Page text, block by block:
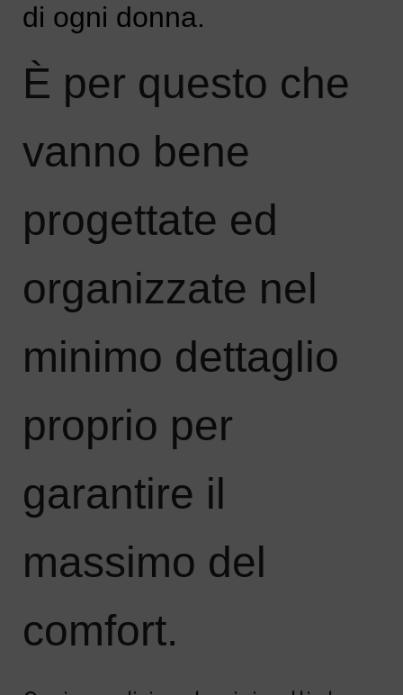
di ogni donna.
È per questo che
vanno bene
progettate ed
organizzate nel
minimo dettaglio
proprio per
garantire il
massimo del
comfort.